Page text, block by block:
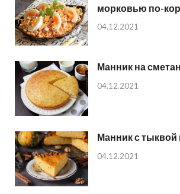
морковью по-
04.12.2021
Манник на
04.12.2021
Манник с тыквой
04.12.2021